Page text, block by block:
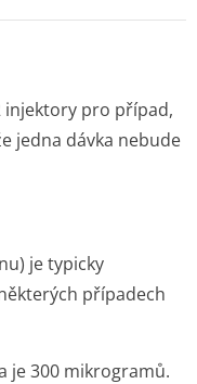
injektory pro případ,
jedna dávka nebude
je typicky
případech
je 300 mikrogramů.